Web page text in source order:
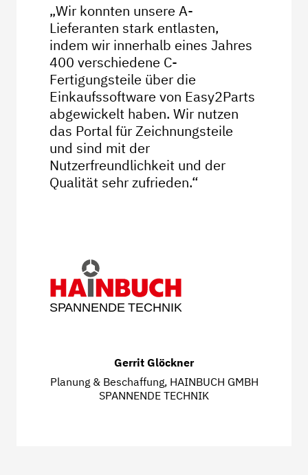
„Wir konnten unsere A-
Lieferanten stark entlasten,
indem wir innerhalb eines Jahres
400 verschiedene C-
Fertigungsteile über die
Einkaufssoftware von Easy2Parts
abgewickelt haben. Wir nutzen
das Portal für Zeichnungsteile
und sind mit der
Nutzerfreundlichkeit und der
Qualität sehr zufrieden.“
SPANNENDE TECHNIK
Gerrit Glöckner
Planung & Beschaffung, HAINBUCH GMBH
SPANNENDE TECHNIK